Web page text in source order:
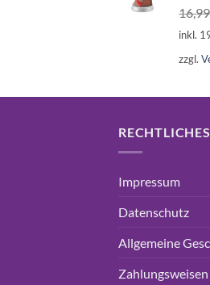
16,99
inkl.
zzgl.
RECHTLICHES
Impressum
Datenschutz
Allgemeine
Zahlungsweisen